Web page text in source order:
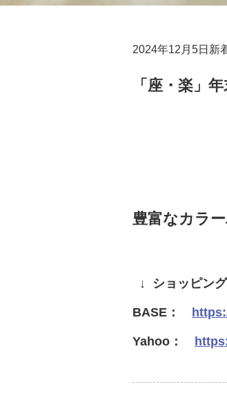
2024年12月5日 新
「座・楽」
豊富なカラ
↓ ショッピン
BASE：
Yahoo：